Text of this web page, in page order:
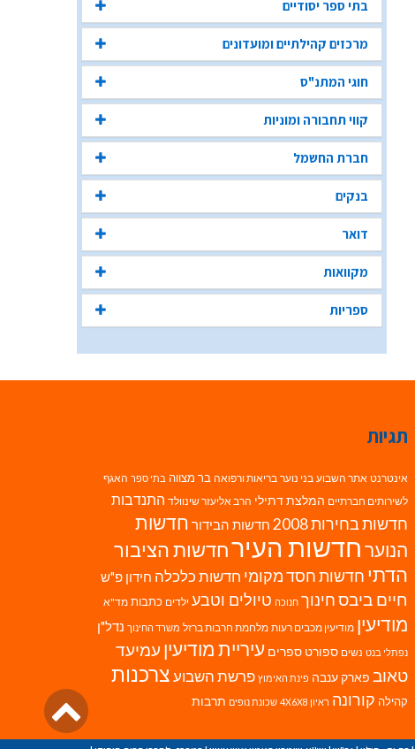
בתי ספר יסודיים
מרכזים קהילתיים ומועדונים
חוגי המתנ"ס
קווי תחבורה ומוניות
חברת החשמל
בנקים
דואר
מקוואות
ספריות
תגיות
אינטרנט אתר השבוע בני נוער בריאות ורפואה בר מצווה בתי ספר האגף
לשירותים חברתיים המלצת דתילי הרב אליעזר שינוולד התנדבות
חדשות בחירות 2008 חדשות הבידור חדשות
הנוערחדשות העירחדשות הציבור
הדתי חדשות חסד מקומי חדשות כלכלה חידון פ"ש
חיים ביבסחינוך חנוכה טיולים וטבע ילדים כתבות מד"א
מודיעין מודיעין מכבים רעות מלחמת חרבות ברזל משרד החינוך נדל"ן
נפתלי בנט נשים ספורט ספרים עיריית מודיעין עמיעד
טאוב פארק ענבה פינת האימוץ פרשת השבועצרכנות
קהילה קורונה ראיון 4X6X8 שכונת נופים תרבות